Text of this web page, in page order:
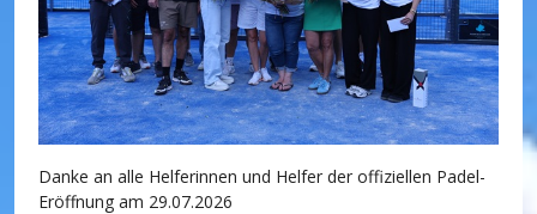
Danke an alle Helferinnen und Helfer der offiziellen Padel-
Eröffnung am 29.07.2026